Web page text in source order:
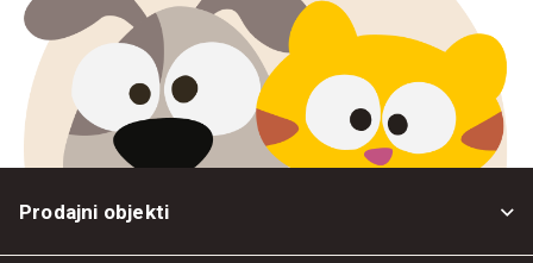
Prodajni objekti